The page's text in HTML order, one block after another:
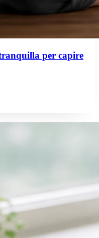
per capire